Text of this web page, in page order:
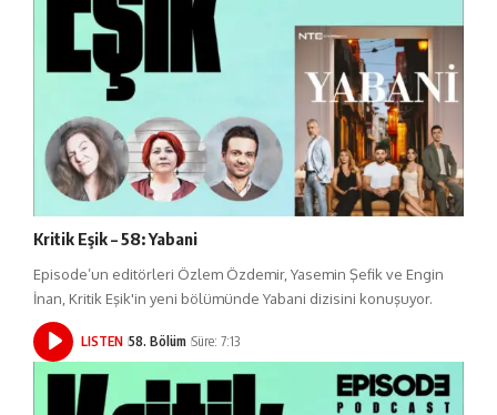
Kritik Eşik – 58: Yabani
Episode’un editörleri Özlem Özdemir, Yasemin Şefik ve Engin
İnan, Kritik Eşik'in yeni bölümünde Yabani dizisini konuşuyor.
LISTEN 58. Bölüm Süre: 7:13